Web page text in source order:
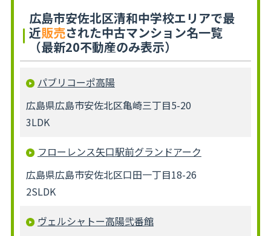
広島市安佐北区清和中学校エリアで最
近販売された中古マンション名一覧
（最新20不動産のみ表示）
パブリコーポ高陽
広島県広島市安佐北区亀崎三丁目5-20
3LDK
フローレンス矢口駅前グランドアーク
広島県広島市安佐北区口田一丁目18-26
2SLDK
ヴェルシャトー高陽弐番館